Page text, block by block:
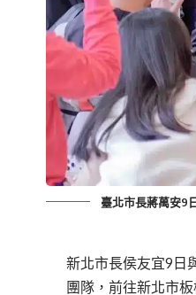
臺北市長蔣萬安9
新北市長侯友宜9日
團隊，前往新北市